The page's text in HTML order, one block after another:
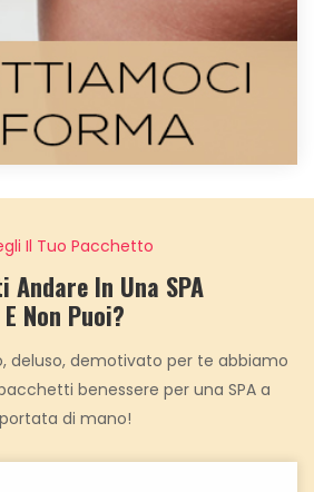
Il Tuo Pacchetto
Andare In Una SPA
E Non Puoi?
deluso, demotivato per te abbiamo
benessere per una SPA a
portata di mano!